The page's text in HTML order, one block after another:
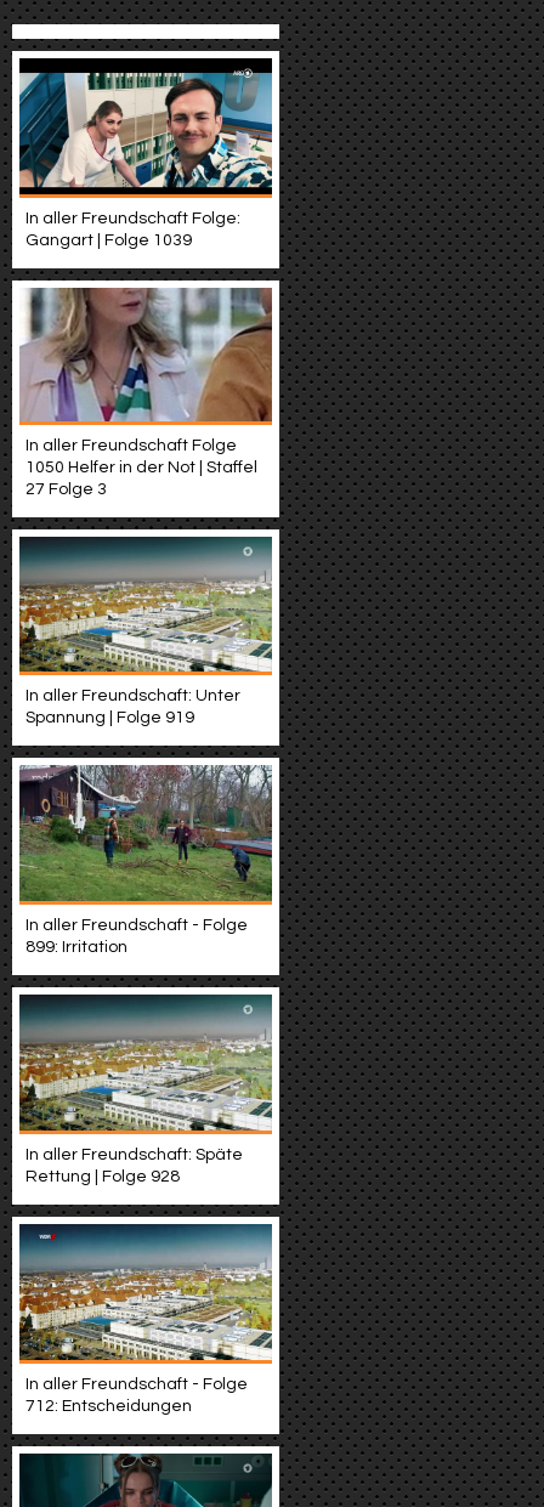
In aller Freundschaft Folge:
Gangart | Folge 1039
In aller Freundschaft Folge
1050 Helfer in der Not | Staffel
27 Folge 3
In aller Freundschaft: Unter
Spannung | Folge 919
In aller Freundschaft - Folge
899: Irritation
In aller Freundschaft: Späte
Rettung | Folge 928
In aller Freundschaft - Folge
712: Entscheidungen